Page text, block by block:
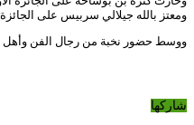
ومعتز بالله جيلالي سربيس على الجائزة
ووسط حضور نخبة من رجال الفن وأهل
شاركها